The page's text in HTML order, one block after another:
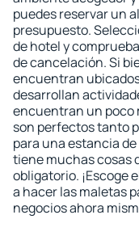
puedes reservar un
presupuesto.
de hotel y
de cancelación. Si
encuentran
desarrollan
encuentran un poco
son perfectos tanto
para una estancia
tiene muchas cosas
obligatorio. ¡Escoge
a hacer las maletas
negocios ahora